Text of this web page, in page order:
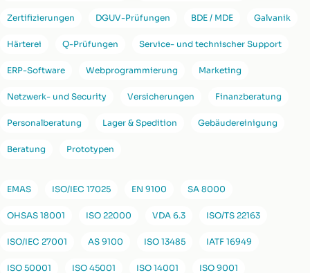
Zertifizierungen DGUV-Prüfungen BDE / MDE Galvanik
Härterei Q-Prüfungen Service- und technischer Support
ERP-Software Webprogrammierung Marketing
Netzwerk- und Security Versicherungen Finanzberatung
Personalberatung Lager & Spedition Gebäudereinigung
Beratung Prototypen
EMAS ISO/IEC 17025 EN 9100 SA 8000
OHSAS 18001 ISO 22000 VDA 6.3 ISO/TS 22163
ISO/IEC 27001 AS 9100 ISO 13485 IATF 16949
ISO 50001 ISO 45001 ISO 14001 ISO 9001